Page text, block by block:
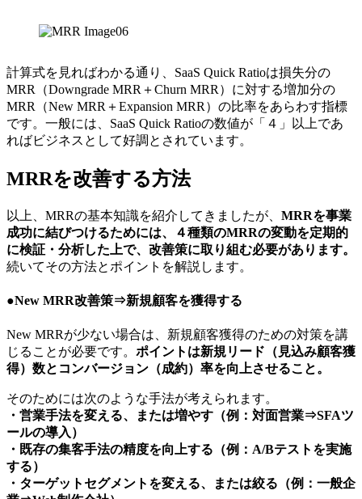
計算式を見ればわかる通り、SaaS Quick Ratioは損失分の
MRR（Downgrade MRR＋Churn MRR）に対する増加分の
MRR（New MRR＋Expansion MRR）の比率をあらわす指標
です。一般には、SaaS Quick Ratioの数値が「４」以上であ
ればビジネスとして好調とされています。
MRRを改善する方法
以上、MRRの基本知識を紹介してきましたが、 MRRを事業
成功に結びつけるためには、４種類のMRRの変動を定期的
に検証・分析した上で、改善策に取り組む必要があります。
続いてその方法とポイントを解説します。
●New MRR改善策⇒新規顧客を獲得する
New MRRが少ない場合は、新規顧客獲得のための対策を講
じることが必要です。 ポイントは新規リード（見込み顧客獲
得）数とコンバージョン（成約）率を向上させること。
そのためには次のような手法が考えられます。
・営業手法を変える、または増やす（例：対面営業⇒SFAツ
ールの導入）
・既存の集客手法の精度を向上する（例：A/Bテストを実施
する）
・ターゲットセグメントを変える、または絞る（例：一般企